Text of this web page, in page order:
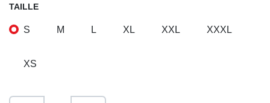
TAILLE
S M L XL XXL XXXL
XS